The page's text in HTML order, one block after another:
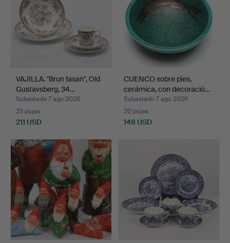
VAJILLA. "Brun fasan", Old
Gustavsberg, 34…
Subastado 7 ago 2026
25 pujas
211 USD
CUENCO sobre pies,
cerámica, con decoració…
Subastado 7 ago 2026
20 pujas
148 USD